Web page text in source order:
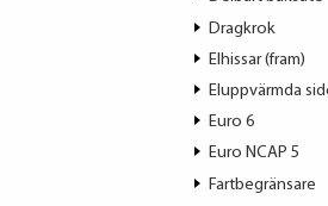
Dragkrok
Elhissar (fram)
Eluppvärmda
Euro 6
Euro NCAP 5
Fartbegränsare